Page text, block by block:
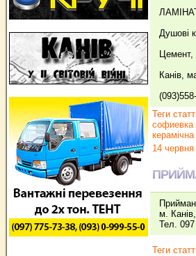
ЛАМІНАТ
Душові
Цемент,
Канів,
Теги
софиевка
14
м.
Тел.
Теги